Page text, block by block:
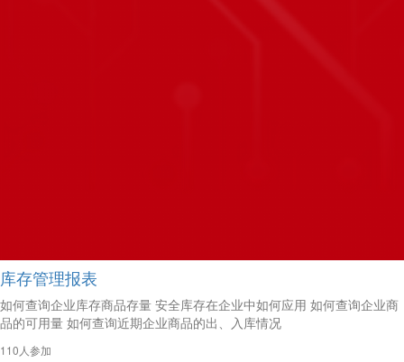
库存管理报表
如何查询企业库存商品存量 安全库存在企业中如何应用 如何查询企业商
品的可用量 如何查询近期企业商品的出、入库情况
110人参加